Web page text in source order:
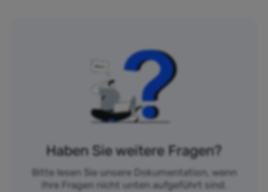
Haben Sie weitere Fragen?
Bitte lesen Sie unsere Dokumentation, wenn
Ihre Fragen nicht unten aufgeführt sind.